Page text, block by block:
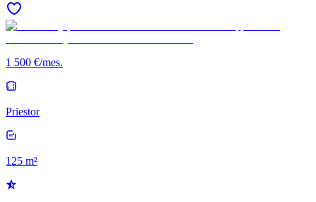
1 500 €/mes.
Priestor
125 m²